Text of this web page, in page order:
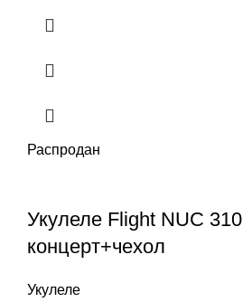
Распродан
Укулеле Flight NUC 310
концерт+чехол
Укулеле